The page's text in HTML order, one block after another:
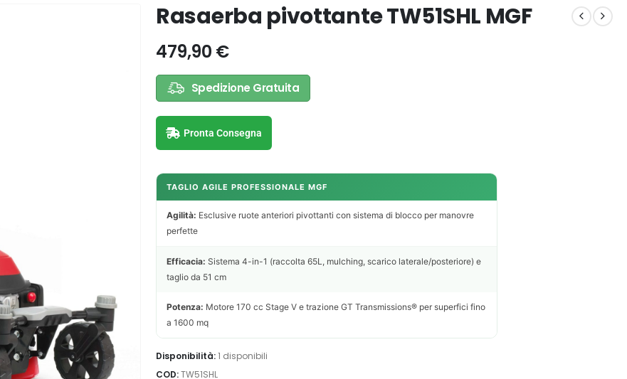
Rasaerba pivottante TW51SHL MGF
479,90 €
Spedizione Gratuita
Pronta Consegna
TAGLIO AGILE PROFESSIONALE MGF
Agilità: Esclusive ruote anteriori pivottanti con sistema di blocco per manovre
perfette
Efficacia: Sistema 4-in-1 (raccolta 65L, mulching, scarico laterale/posteriore) e
taglio da 51 cm
Potenza: Motore 170 cc Stage V e trazione GT Transmissions® per superfici fino
a 1600 mq
Disponibilità:1 disponibili
COD:TW51SHL